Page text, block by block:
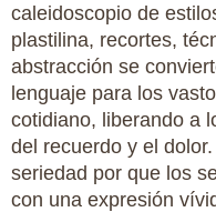
caleidoscopio de
plastilina, recortes,
abstracción se
lenguaje para los
cotidiano, liberando a
del recuerdo y el
seriedad por que los
con una expresión